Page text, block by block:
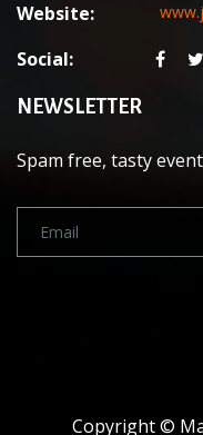
Website:
Social:
NEWSLETTER
Spam free, tasty
Copyright ©